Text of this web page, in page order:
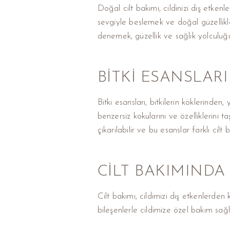
Doğal cilt bakımı, cildinizi dış
sevgiyle beslemek ve doğal
denemek, güzellik ve sağlık
BITKI
Bitki esansları, bitkilerin
benzersiz kokularını ve özelliklerini
çıkarılabilir ve bu esanslar farklı cilt
CILT
Cilt bakımı, cildimizi dış
bileşenlerle cildimize özel bakım